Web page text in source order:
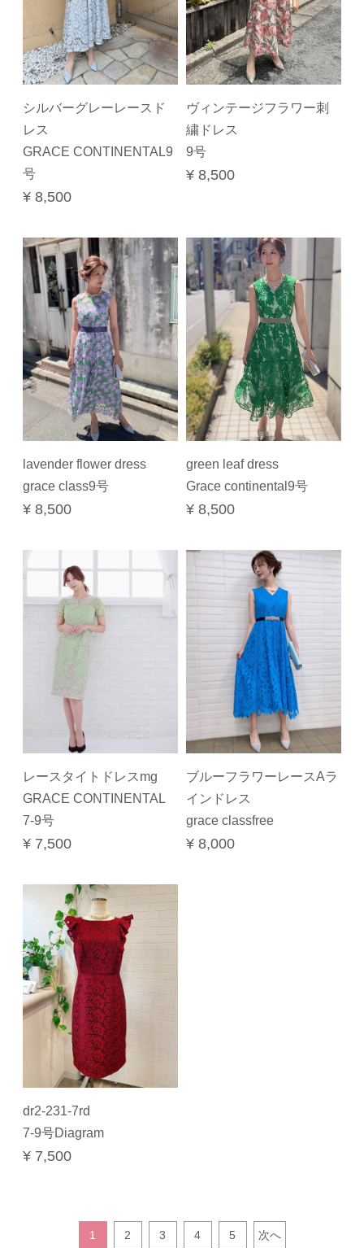
シルバーグレーレースド
レス
GRACE CONTINENTAL9
号
¥ 8,500
ヴィンテージフラワー刺
繍ドレス
9号
¥ 8,500
lavender flower dress
grace class9号
¥ 8,500
green leaf dress
Grace continental9号
¥ 8,500
レースタイトドレスmg
GRACE CONTINENTAL
7-9号
¥ 7,500
ブルーフラワーレースAラ
インドレス
grace classfree
¥ 8,000
dr2-231-7rd
7-9号Diagram
¥ 7,500
1 2 3 4 5 次へ